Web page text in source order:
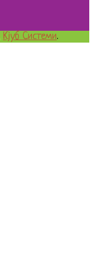
Кјуб Системи.